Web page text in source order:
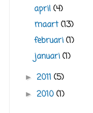
april(4)
maart(13)
februari(1)
januari(1)
► 2011 (5)
► 2010 (1)